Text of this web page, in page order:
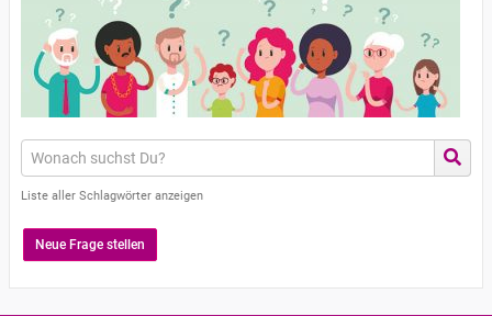
Liste aller Schlagwörter anzeigen
Neue Frage stellen